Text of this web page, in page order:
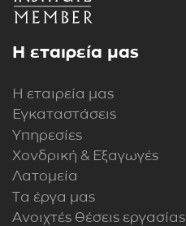
Η εταιρεία μας
Η εταιρεία μας
Εγκαταστάσεις
Υπηρεσίες
Χονδρική & Εξαγωγές
Λατομεία
Τα έργα μας
Ανοιχτές θέσεις εργασίας